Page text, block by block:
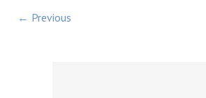
← Previous